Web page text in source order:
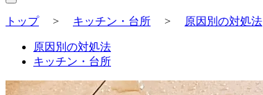
トップ> キッチン・台所 > 原因別の対処法
原因別の対処法
キッチン・台所